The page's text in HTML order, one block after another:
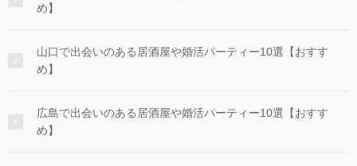
め】
山口で出会いのある居酒屋や婚活パーティー10選【おすす
め】
広島で出会いのある居酒屋や婚活パーティー10選【おすす
め】